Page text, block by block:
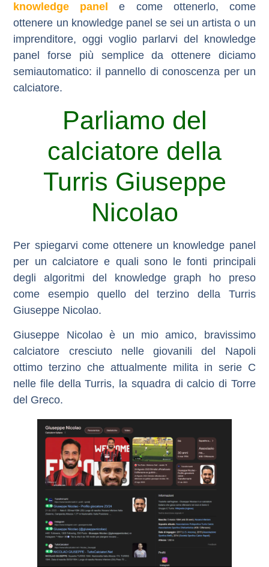
knowledge panel
e come ottenerlo, come
ottenere un knowledge panel se sei un artista o un
imprenditore, oggi voglio parlarvi del knowledge
panel forse più semplice da ottenere diciamo
semiautomatico: il pannello di conoscenza per un
calciatore.
Parliamo del
calciatore della
Turris Giuseppe
Nicolao
Per spiegarvi come ottenere un knowledge panel
per un calciatore e quali sono le fonti principali
degli algoritmi del knowledge graph ho preso
come esempio quello del terzino della Turris
Giuseppe Nicolao.
Giuseppe Nicolao è un mio amico, bravissimo
calciatore cresciuto nelle giovanili del Napoli
ottimo terzino che attualmente milita in serie C
nelle file della Turris, la squadra di calcio di Torre
del Greco.